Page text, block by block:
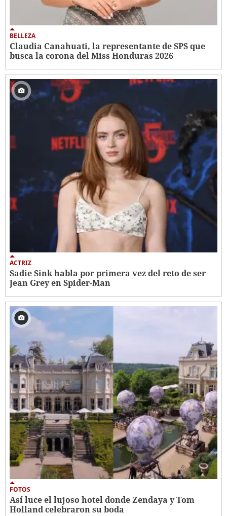
BELLEZA
Claudia Canahuati, la representante de SPS que
busca la corona del Miss Honduras 2026
ACTRIZ
Sadie Sink habla por primera vez del reto de ser
Jean Grey en Spider-Man
FOTOS
Así luce el lujoso hotel donde Zendaya y Tom
Holland celebraron su boda